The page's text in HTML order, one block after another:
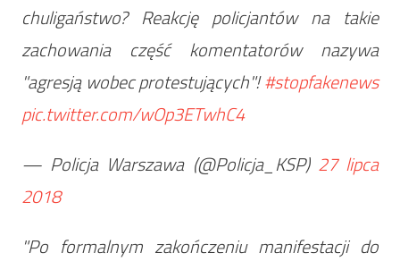
chuligaństwo? Reakcję policjantów na takie
zachowania część komentatorów nazywa
"agresją wobec protestujących"!#stopfakenews
pic.twitter.com/wOp3ETwhC4
— Policja Warszawa (@Policja_KSP) 27 lipca
2018
"Po formalnym zakończeniu manifestacji do